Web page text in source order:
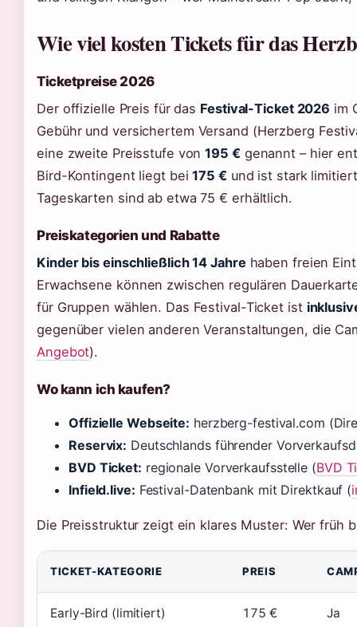
Wie viel kosten Tickets für das
Ticketpreise 2026
Der offizielle Preis für das Festival-Ticket 2026 im
Gebühr und versichertem Versand (Herzberg
eine zweite Preisstufe von195 €genannt – hier
Bird-Kontingent liegt bei175 €und ist stark
Tageskarten sind ab etwa 75 € erhältlich.
Preiskategorien und Rabatte
Kinder bis einschließlich 14 Jahrehaben freien
Erwachsene können zwischen regulären
für Gruppen wählen. Das Festival-Ticket ist
gegenüber vielen anderen Veranstaltungen, die
Angebot).
Wo kann ich kaufen?
Offizielle Webseite: herzberg-festival.com
Reservix: Deutschlands führender
BVD Ticket: regionale Vorverkaufsstelle (BVD
Infield.live: Festival-Datenbank mit Direktkauf (
Die Preisstruktur zeigt ein klares Muster: Wer früh
TICKET-KATEGORIE PREIS
Early-Bird (limitiert) 175 € Ja